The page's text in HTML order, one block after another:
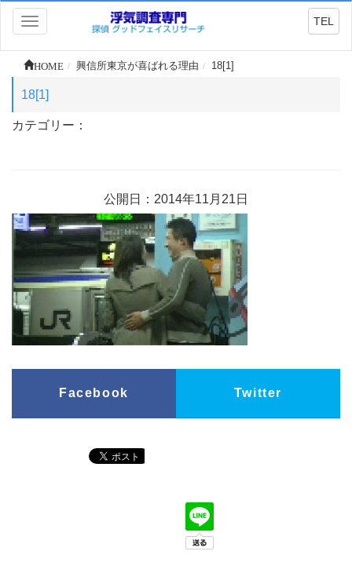
Toggle
navigation
TEL
HOME 興信所東京が喜ばれる理由 18[1]
18[1]
カテゴリー：
公開日：2014年11月21日
Facebook Twitter